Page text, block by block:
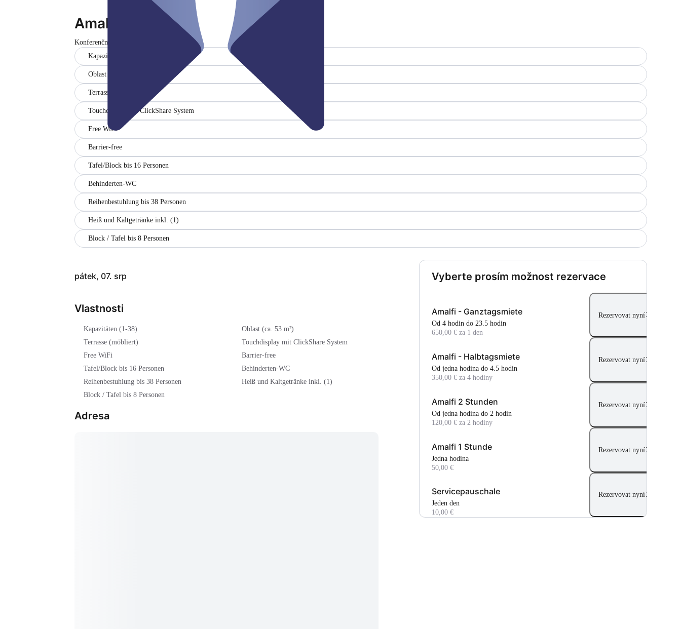
Amalfi
Konferenční místnost
Kapazitäten (1-38)
Oblast (ca. 53 m²)
Terrasse (möbliert)
Touchdisplay mit ClickShare System
Free WiFi
Barrier-free
Tafel/Block bis 16 Personen
Behinderten-WC
Reihenbestuhlung bis 38 Personen
Heiß und Kaltgetränke inkl. (1)
Block / Tafel bis 8 Personen
pátek, 07. srp
Vlastnosti
Kapazitäten (1-38)
Oblast (ca. 53 m²)
Terrasse (möbliert)
Touchdisplay mit ClickShare System
Free WiFi
Barrier-free
Tafel/Block bis 16 Personen
Behinderten-WC
Reihenbestuhlung bis 38 Personen
Heiß und Kaltgetränke inkl. (1)
Block / Tafel bis 8 Personen
Adresa
Vyberte prosím možnost rezervace
Amalfi - Ganztagsmiete
Od 4 hodin do 23.5 hodin
650,00 € za 1 den
Rezervovat nyní
Amalfi - Halbtagsmiete
Od jedna hodina do 4.5 hodin
350,00 € za 4 hodiny
Rezervovat nyní
Amalfi 2 Stunden
Od jedna hodina do 2 hodin
120,00 € za 2 hodiny
Rezervovat nyní
Amalfi 1 Stunde
jedna hodina
50,00 €
Rezervovat nyní
Servicepauschale
Jeden den
10,00 €
Rezervovat nyní